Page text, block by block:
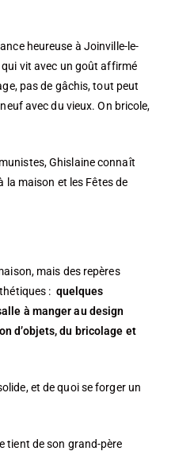
heureuse à Joinville-le-
vit avec un goût affirmé
pas de gâchis, tout peut
avec du vieux. On bricole,
Ghislaine connaît
la maison et les Fêtes de
mais des repères
: quelques
à manger au design
d’objets, du bricolage et
et de quoi se forger un
tient de son grand-père